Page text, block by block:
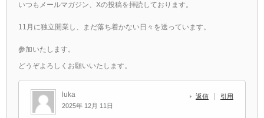
いつもメールマガジン、Xの投稿を拝読しております。
11月に独立開業し、まだ落ち着かない日々を送っています。
参加いたします。
どうぞよろしくお願いいたします。
luka
2025年 12月 11日
返信 引用